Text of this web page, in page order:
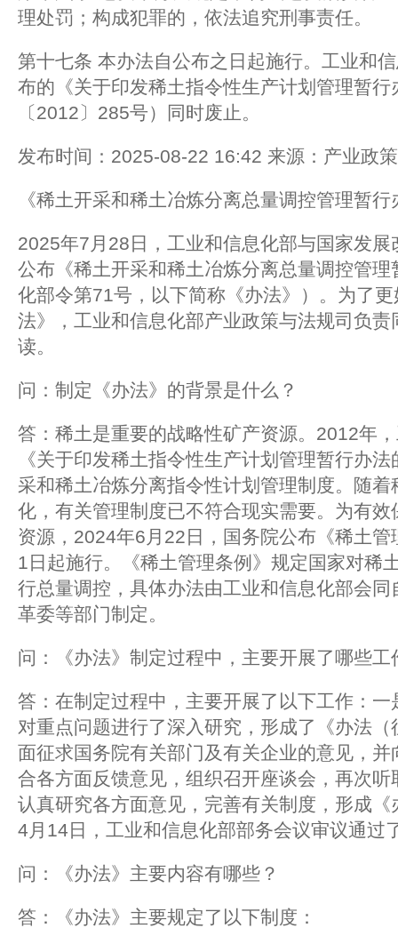
理处罚；构成犯罪的，依法追究刑事责任。
第十七条 本办法自公布之日起施行。工业和
布的《关于印发稀土指令性生产计划管理暂
〔2012〕285号）同时废止。
发布时间：2025-08-22 16:42 来源：产业政
《稀土开采和稀土冶炼分离总量调控管理暂
2025年7月28日，工业和信息化部与国家发
公布《稀土开采和稀土冶炼分离总量调控管
化部令第71号，以下简称《办法》）。为了
法》，工业和信息化部产业政策与法规司负
读。
问：制定《办法》的背景是什么？
答：稀土是重要的战略性矿产资源。2012年
《关于印发稀土指令性生产计划管理暂行办
采和稀土冶炼分离指令性计划管理制度。随
化，有关管理制度已不符合现实需要。为有
资源，2024年6月22日，国务院公布《稀土
1日起施行。《稀土管理条例》规定国家对稀
行总量调控，具体办法由工业和信息化部会
革委等部门制定。
问：《办法》制定过程中，主要开展了哪些工
答：在制定过程中，主要开展了以下工作：
对重点问题进行了深入研究，形成了《办法
面征求国务院有关部门及有关企业的意见，
合各方面反馈意见，组织召开座谈会，再次
认真研究各方面意见，完善有关制度，形成
4月14日，工业和信息化部部务会议审议通过
问：《办法》主要内容有哪些？
答：《办法》主要规定了以下制度：